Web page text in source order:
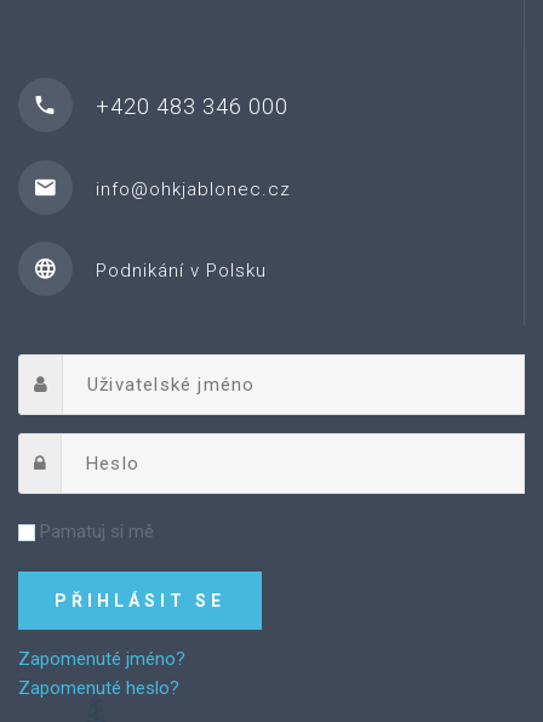
+420 483 346 000
info@ohkjablonec.cz
Podnikání v Polsku
Pamatuj si mě
Zapomenuté jméno?
Zapomenuté heslo?